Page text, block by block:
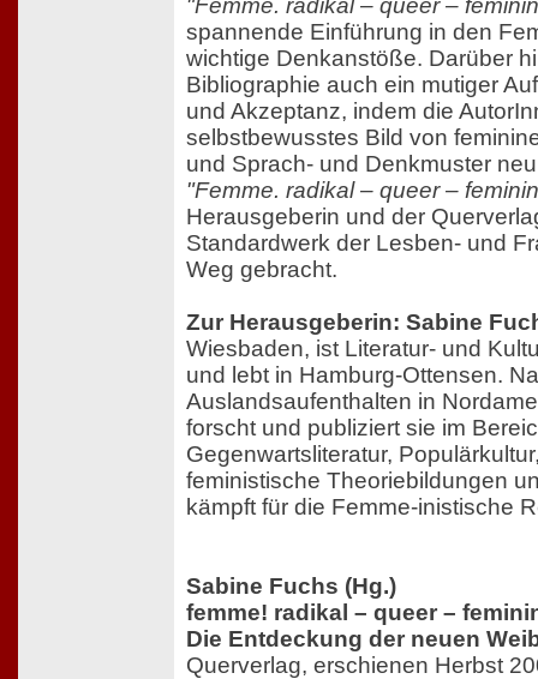
"Femme. radikal – queer –
spannende Einführung in den
wichtige Denkanstöße. Darüber
Bibliographie auch ein mutiger
und Akzeptanz, indem die
selbstbewusstes Bild von
und Sprach- und Denkmuster
"Femme. radikal – queer –
Herausgeberin und der
Standardwerk der Lesben- und
Weg gebracht.
Zur Herausgeberin: Sabine
Wiesbaden, ist Literatur- und
und lebt in Hamburg-Ottensen.
Auslandsaufenthalten in
forscht und publiziert sie im
Gegenwartsliteratur,
feministische Theoriebildungen
kämpft für die Femme-inistische
Sabine Fuchs (Hg.)
femme! radikal – queer –
Die Entdeckung der neuen
Querverlag, erschienen Herbst